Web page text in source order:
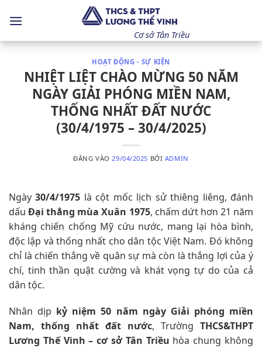
qua
Cơ sở Tân Triều
HOẠT ĐỘNG - SỰ KIỆN
NHIỆT LIỆT CHÀO MỪNG 50 NĂM
NGÀY GIẢI PHÓNG MIỀN NAM,
THỐNG NHẤT ĐẤT NƯỚC
(30/4/1975 – 30/4/2025)
ĐĂNG VÀO 29/04/2025 BỞI ADMIN
Ngày30/4/1975 là cột mốc lịch sử thiêng liêng, đánh
dấuĐại thắng mùa Xuân 1975, chấm dứt hơn 21 năm
kháng chiến chống Mỹ cứu nước, mang lại hòa bình,
độc lập và thống nhất cho dân tộc Việt Nam. Đó không
chỉ là chiến thắng về quân sự mà còn là thắng lợi của ý
chí, tinh thần quật cường và khát vọng tự do của cả
dân tộc.
Nhân dịp kỷ niệm 50 năm ngày Giải phóng miền
Nam, thống nhất đất nước, Trường THCS&THPT
Lương Thế Vinh – cơ sở Tân Triều hòa chung không